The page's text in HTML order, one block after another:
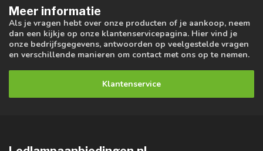
Meer informatie
Als je vragen hebt over onze producten of je aankoop, neem
dan een kijkje op onze klantenservicepagina. Hier vind je
onze bedrijfsgegevens, antwoorden op veelgestelde vragen
en verschillende manieren om contact met ons op te nemen.
Klantenservice